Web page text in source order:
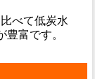
べて低炭水
富です。